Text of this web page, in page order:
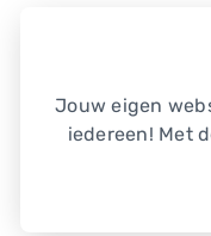
Jouw eigen
iedereen! Met